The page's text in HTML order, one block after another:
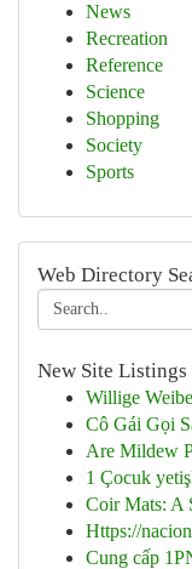
News
Recreation
Reference
Science
Shopping
Society
Sports
Web Directory
New Site Listings
Willige
Cô Gái Gọi
Are Mildew
1 Çocuk
Coir Mats: A
Https://
Cung cấp